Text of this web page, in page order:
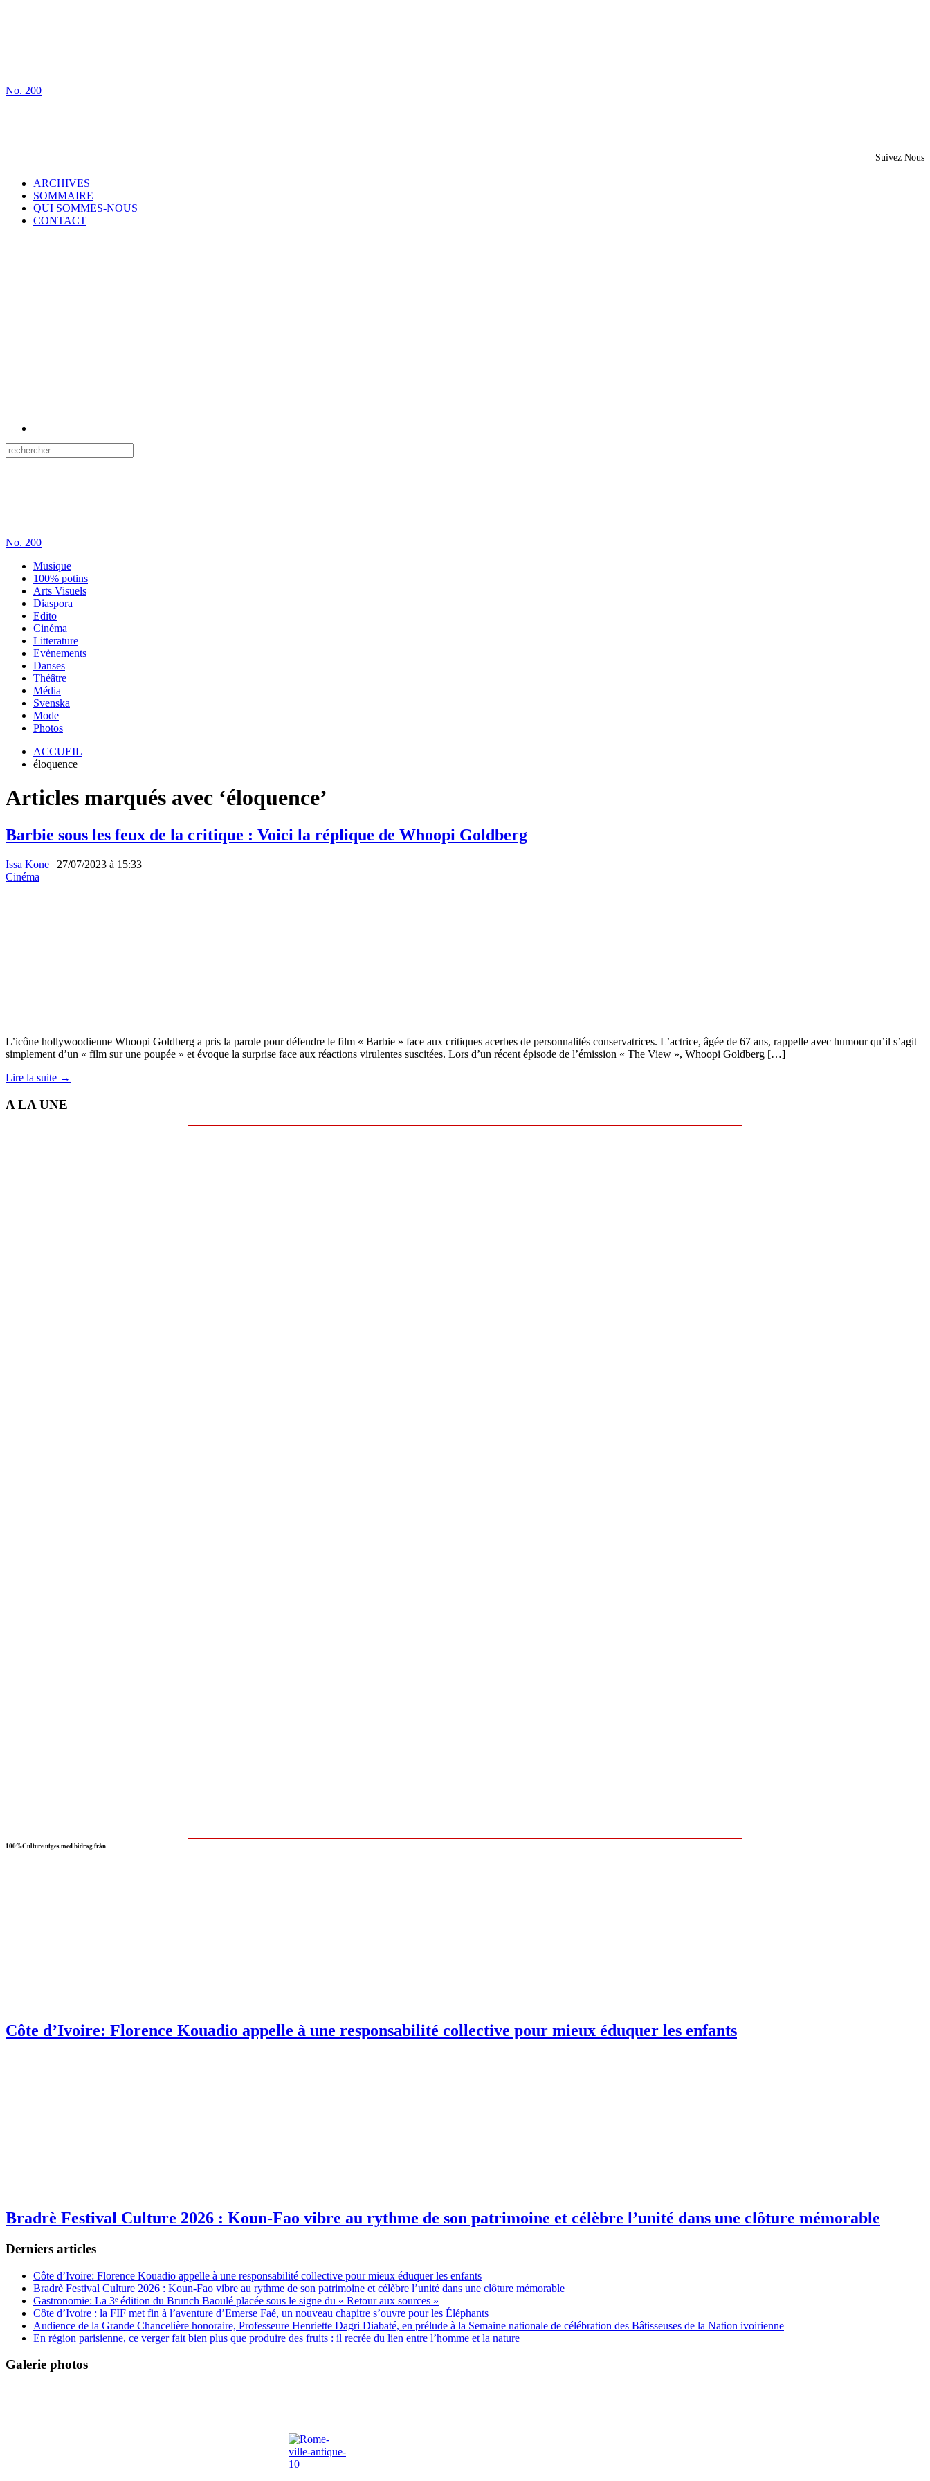
No. 200
Suivez Nous
ARCHIVES
SOMMAIRE
QUI SOMMES-NOUS
CONTACT
No. 200
Musique
100% potins
Arts Visuels
Diaspora
Edito
Cinéma
Litterature
Evènements
Danses
Théâtre
Média
Svenska
Mode
Photos
ACCUEIL
éloquence
Articles marqués avec ‘éloquence’
Barbie sous les feux de la critique : Voici la réplique de Whoopi Goldberg
Issa Kone | 27/07/2023 à 15:33
Cinéma
L’icône hollywoodienne Whoopi Goldberg a pris la parole pour défendre le film « Barbie » face aux critiques acerbes de personnalités conservatrices. L’actrice, âgée de 67 ans, rappelle avec humour qu’il s’agit
simplement d’un « film sur une poupée » et évoque la surprise face aux réactions virulentes suscitées. Lors d’un récent épisode de l’émission « The View », Whoopi Goldberg […]
Lire la suite →
A LA UNE
100%Culture utges med bidrag från
Côte d’Ivoire: Florence Kouadio appelle à une responsabilité collective pour mieux éduquer les enfants
Bradrè Festival Culture 2026 : Koun-Fao vibre au rythme de son patrimoine et célèbre l’unité dans une clôture mémorable
Derniers articles
Côte d’Ivoire: Florence Kouadio appelle à une responsabilité collective pour mieux éduquer les enfants
Bradrè Festival Culture 2026 : Koun-Fao vibre au rythme de son patrimoine et célèbre l’unité dans une clôture mémorable
Gastronomie: La 3ᵉ édition du Brunch Baoulé placée sous le signe du « Retour aux sources »
Côte d’Ivoire : la FIF met fin à l’aventure d’Emerse Faé, un nouveau chapitre s’ouvre pour les Éléphants
Audience de la Grande Chancelière honoraire, Professeure Henriette Dagri Diabaté, en prélude à la Semaine nationale de célébration des Bâtisseuses de la Nation ivoirienne
En région parisienne, ce verger fait bien plus que produire des fruits : il recrée du lien entre l’homme et la nature
Galerie photos